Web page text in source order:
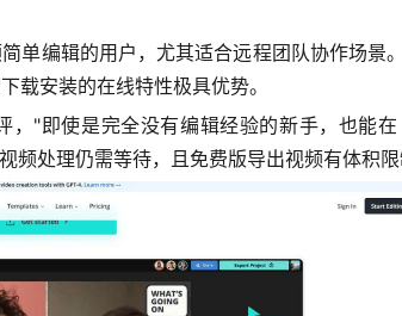
单编辑的用户，尤其适合远程团队协作场
载安装的在线特性极具优势。
，"即使是完全没有编辑经验的新手，也能
处理仍需等待，且免费版导出视频有体积